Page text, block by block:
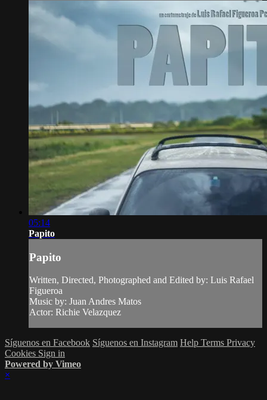
05:14
Papito
Papito
Written, Directed, Photographed and Edited by: Luis Rafael
Figueroa
Music by: Juan Andres Matos
Actor: Richie Velazquez
Síguenos en Facebook Síguenos en Instagram Help Terms Privacy
Cookies Sign in
Powered by Vimeo
×